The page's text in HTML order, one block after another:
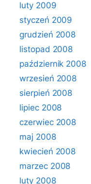
luty 2009
styczeń 2009
grudzień 2008
listopad 2008
październik 2008
wrzesień 2008
sierpień 2008
lipiec 2008
czerwiec 2008
maj 2008
kwiecień 2008
marzec 2008
luty 2008